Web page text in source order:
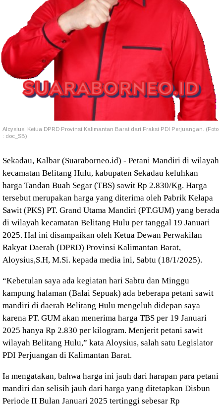
Aloysius, Ketua DPRD Provinsi Kalimantan Barat dari Fraksi PDI Perjuangan. (Foto
: doc_SB)
Sekadau, Kalbar (Suaraborneo.id) - Petani Mandiri di wilayah
kecamatan Belitang Hulu, kabupaten Sekadau keluhkan
harga Tandan Buah Segar (TBS) sawit Rp 2.830/Kg. Harga
tersebut merupakan harga yang diterima oleh Pabrik Kelapa
Sawit (PKS) PT. Grand Utama Mandiri (PT.GUM) yang berada
di wilayah kecamatan Belitang Hulu per tanggal 19 Januari
2025. Hal ini disampaikan oleh Ketua Dewan Perwakilan
Rakyat Daerah (DPRD) Provinsi Kalimantan Barat,
Aloysius,S.H, M.Si. kepada media ini, Sabtu (18/1/2025).
“Kebetulan saya ada kegiatan hari Sabtu dan Minggu
kampung halaman (Balai Sepuak) ada beberapa petani sawit
mandiri di daerah Belitang Hulu mengeluh didepan saya
karena PT. GUM akan menerima harga TBS per 19 Januari
2025 hanya Rp 2.830 per kilogram. Menjerit petani sawit
wilayah Belitang Hulu,” kata Aloysius, salah satu Legislator
PDI Perjuangan di Kalimantan Barat.
Ia mengatakan, bahwa harga ini jauh dari harapan para petani
mandiri dan selisih jauh dari harga yang ditetapkan Disbun
Periode II Bulan Januari 2025 tertinggi sebesar Rp